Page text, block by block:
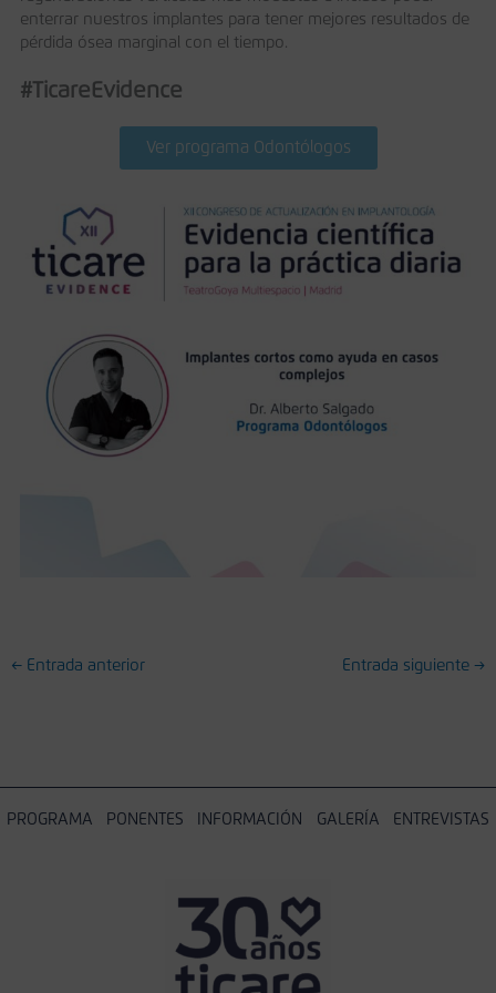
enterrar nuestros implantes para tener mejores resultados de
pérdida ósea marginal con el tiempo.
#TicareEvidence
Ver programa Odontólogos
←Entrada anterior Entrada siguiente →
PROGRAMA PONENTES INFORMACIÓN GALERÍA ENTREVISTAS